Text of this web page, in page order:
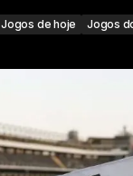
Jogos de hoje Jogos